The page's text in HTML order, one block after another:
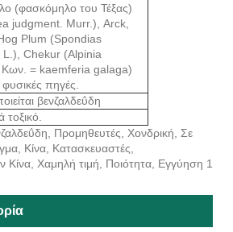
(φασκόμηλο του Τέξας)
judgment. Murr.), Arck,
Plum (Spondias
L.), Chekur (Alpinia
Κων. = kaemferia galaga)
φυσικές πηγές.
βενζαλδεΰδη
τοξικό.
Προμηθευτές, Χονδρική, Σε
Κίνα, Κατασκευαστές,
Κίνα, Χαμηλή τιμή, Ποιότητα, Εγγύηση 1